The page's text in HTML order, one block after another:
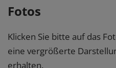
Fotos
Klicken Sie bitte auf das
eine vergrößerte
erhalten.